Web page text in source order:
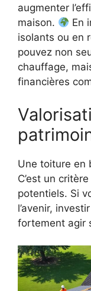
augmenter
maison.
En
isolants ou en
pouvez non
chauffage,
financières
Une toiture en
C’est un
potentiels. Si
l’avenir,
fortement agir